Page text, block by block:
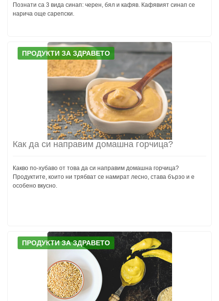
Познати са 3 вида синап: черен, бял и кафяв. Кафявият синап се
нарича още сарепски.
ПРОДУКТИ ЗА ЗДРАВЕТО
Как да си направим домашна горчица?
Какво по-хубаво от това да си направим домашна горчица?
Продуктите, които ни трябват се намират лесно, става бързо и е
особено вкусно.
ПРОДУКТИ ЗА ЗДРАВЕТО